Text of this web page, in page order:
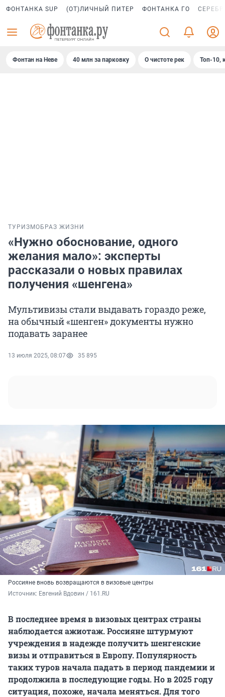
ФОНТАНКА SUP (ОТ)ЛИЧНЫЙ ПИТЕР ФОНТАНКА ГО
Фонтан на Неве 40 млн за парковку О чистоте рек Топ-10,
ТУРИЗМОБРАЗ ЖИЗНИ
«Нужно обоснование, одного
желания мало»: эксперты
рассказали о новых правилах
получения «шенгена»
Мультивизы стали выдавать гораздо реже,
на обычный «шенген» документы нужно
подавать заранее
13 июля 2025, 08:07 35 895
Россияне вновь возвращаются в визовые центры
Источник: Евгений Вдовин / 161.RU
В последнее время в визовых центрах страны
наблюдается ажиотаж. Россияне штурмуют
учреждения в надежде получить шенгенские
визы и отправиться в Европу. Популярность
таких туров начала падать в период пандемии и
продолжила в последующие годы. Но в 2025 году
ситуация, похоже, начала меняться. Для того